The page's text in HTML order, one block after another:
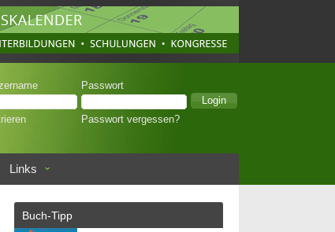
Passwort
Passwort vergessen?
Links
Buch-Tipp